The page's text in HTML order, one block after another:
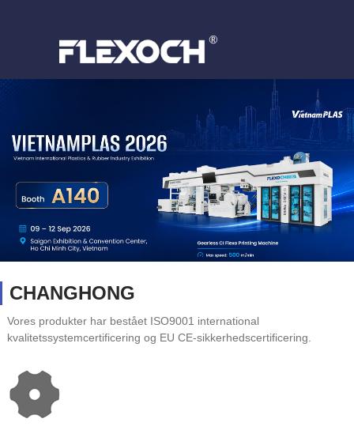
CHANGHONG
Vores produkter har bestået ISO9001 international
kvalitetssystemcertificering og EU CE-sikkerhedscertificering.